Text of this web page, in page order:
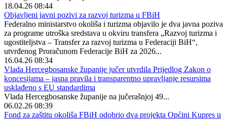
18.04.26 08:44
Objavljeni javni pozivi za razvoj turizma u FBiH
Federalno ministarstvo okoliša i turizma objavilo je dva javna poziva
za programe utroška sredstava u okviru transfera „Razvoj turizma i
ugostiteljstva – Transfer za razvoj turizma u Federaciji BiH“,
utvrđenog Proračunom Federacije BiH za 2026...
16.04.26 08:34
Vlada Hercegbosanske županije jučer utvrdila Prijedlog Zakon o
koncesijama – jasna pravila i transparentno upravljanje resursima
usklađeno s EU standardima
Vlada Hercegbosanske županije na jučerašnjoj 49...
06.02.26 08:39
Fond za zaštitu okoliša FBiH odobrio dva projekta Općini Kupres u